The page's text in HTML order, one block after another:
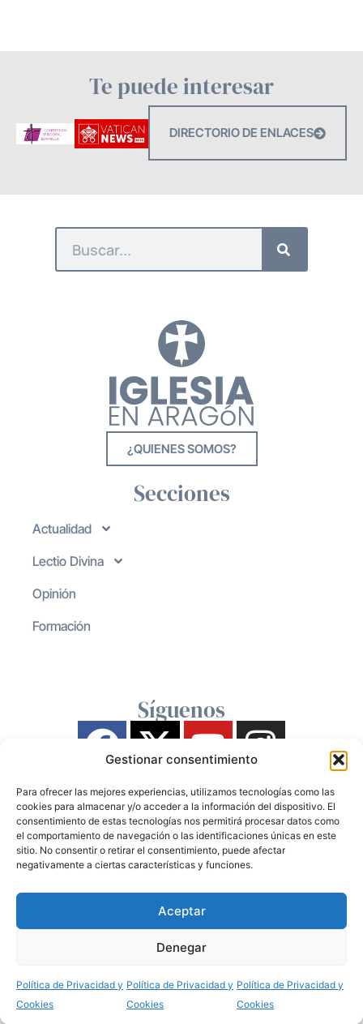
Gestionar consentimiento
Para ofrecer las mejores experiencias, utilizamos tecnologías como las
cookies para almacenar y/o acceder a la información del dispositivo. El
consentimiento de estas tecnologías nos permitirá procesar datos como
el comportamiento de navegación o las identificaciones únicas en este
sitio. No consentir o retirar el consentimiento, puede afectar
negativamente a ciertas características y funciones.
Aceptar
Denegar
Política de Privacidad y
Cookies
Política de Privacidad y
Cookies
Política de Privacidad y
Cookies
Te puede interesar
DIRECTORIO DE ENLACES
¿QUIENES SOMOS?
Secciones
Actualidad
Lectio Divina
Opinión
Formación
Síguenos